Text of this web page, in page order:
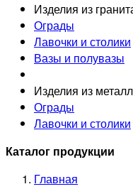
Изделия из
Ограды
Лавочки и столики
Вазы и полувазы
Изделия из
Ограды
Лавочки и столики
Каталог продукции
Главная